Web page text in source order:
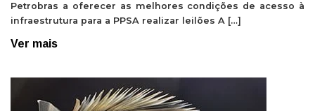
Petrobras a oferecer as melhores condições de acesso à
infraestrutura para a PPSA realizar leilões A […]
Ver mais